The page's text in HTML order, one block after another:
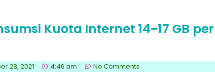
Kuota Internet 14-17 GB per
28, 2021 4:46 am No Comments